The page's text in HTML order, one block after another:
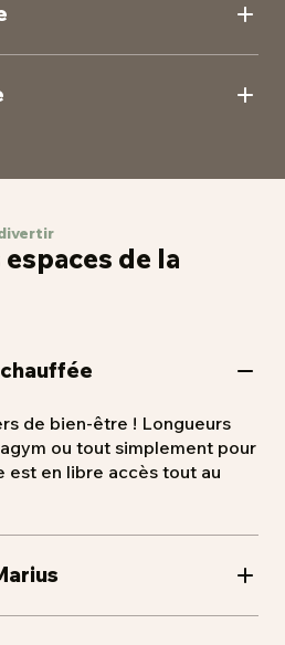
pour vous faire votre propre
plus qu’à poser vos valises !
de la
de bien-être ! Longueurs
ou tout simplement pour
est en libre accès tout au